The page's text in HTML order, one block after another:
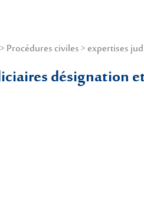
désignation